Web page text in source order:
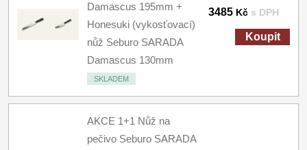
Damascus 195mm +
Honesuki (vykosťovací)
nůž Seburo SARADA
Damascus 130mm
SKLADEM
3485 Kč s DPH
Koupit
AKCE 1+1 Nůž na
pečivo Seburo SARADA